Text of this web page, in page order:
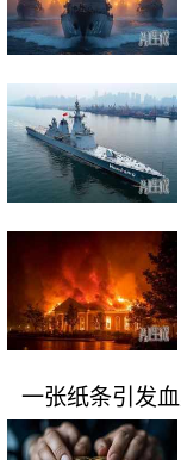
一张纸条引发血